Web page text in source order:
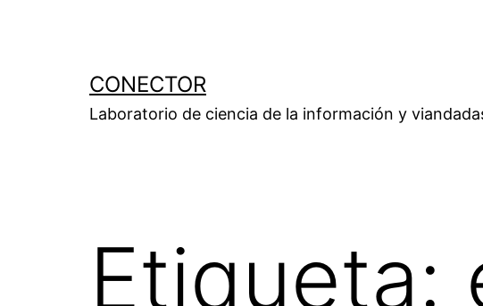
CONECTOR
Laboratorio de ciencia de la información y
Etiqueta: